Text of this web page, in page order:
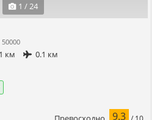
1 / 24
км
0.1 км
9.3